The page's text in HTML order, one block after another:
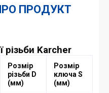
ПРОДУКТ
різьби Karcher
Розмір
різьби D
(мм)
Розмір
ключа S
(мм)